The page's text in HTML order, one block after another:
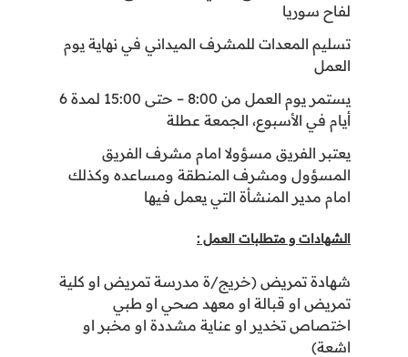
لفاح سوريا
تسليم المعدات للمشرف الميداني في نهاية يوم
العمل
يستمر يوم العمل من 8:00 – حتى 15:00 لمدة 6
أيام في الأسبوع، الجمعة عطلة
يعتبر الفريق مسؤولا امام مشرف الفريق
المسؤول ومشرف المنطقة ومساعده وكذلك
امام مدير المنشأة التي يعمل فيها
الشهادات و متطلبات العمل :
شهادة تمريض (خريج/ة مدرسة تمريض او كلية
تمريض او قبالة او معهد صحي او طبي
اختصاص تخدير او عناية مشددة او مخبر او
اشعة)